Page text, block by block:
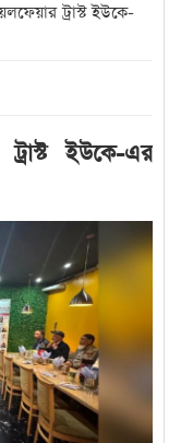
ট্রাস্ট ইউকে-
ট্রাস্ট ইউকে-এর